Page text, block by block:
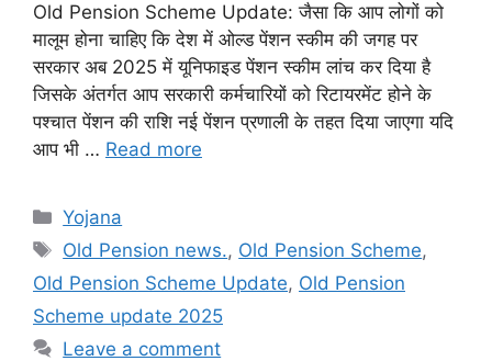
Old Pension Scheme Update: जैसा कि आप लोगों को
मालूम होना चाहिए कि देश में ओल्ड पेंशन स्कीम की जगह पर
सरकार अब 2025 में यूनिफाइड पेंशन स्कीम लांच कर दिया है
जिसके अंतर्गत आप सरकारी कर्मचारियों को रिटायरमेंट होने के
पश्चात पेंशन की राशि नई पेंशन प्रणाली के तहत दिया जाएगा यदि
आप भी … Read more
Categories
Yojana
Tags
Old Pension news., Old Pension Scheme,
Old Pension Scheme Update, Old Pension
Scheme update 2025
Leave a comment